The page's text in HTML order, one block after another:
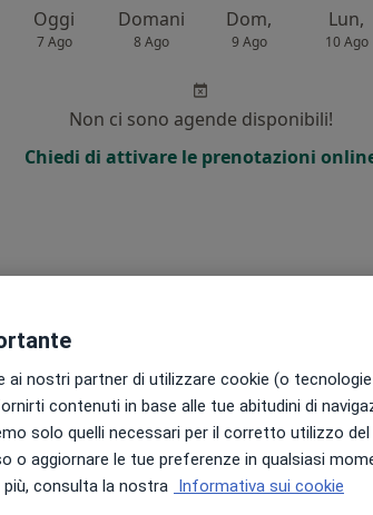
Oggi
7 Ago
Domani
8 Ago
Dom,
9 Ago
Lun,
10 Ago
Non ci sono agende disponibili!
Chiedi di attivare le prenotazioni
7 Ago 8 Ago 9 Ago 10 Ago
Non ci sono agende disponibili!
Chiedi di attivare le prenotazioni online
ai nostri partner di utilizzare cookie (o
contenuti in base alle tue abitudini di
solo quelli necessari per il corretto utilizzo
o aggiornare le tue preferenze in qualsiasi
consulta la nostra Informativa sui cookie